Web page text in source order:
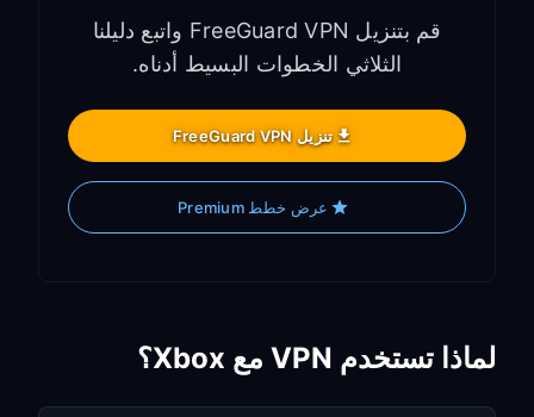
قم بتنزيل FreeGuard VPN واتبع دليلنا
الثلاثي الخطوات البسيط أدناه.
تنزيل FreeGuard VPN
عرض خطط Premium
لماذا تستخدم VPN مع Xbox؟